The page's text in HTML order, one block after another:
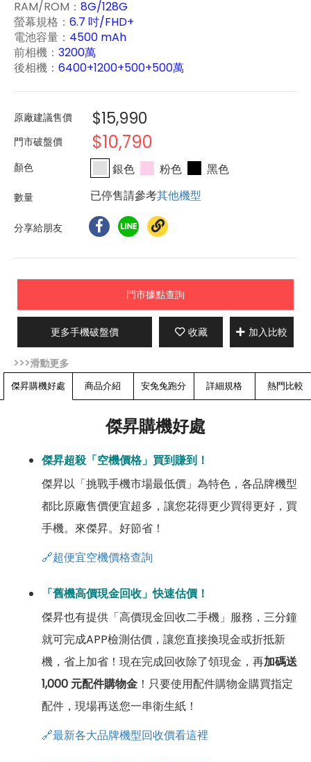
RAM/ROM： 8G/128G
螢幕規格： 6.7 吋/FHD+
電池容量： 4500 mAh
前相機： 3200萬
後相機： 6400+1200+500+500萬
原廠建議售價 $15,990
門市破盤價 $10,790
銀色 粉色
黑色
已停售請參考其他機型
分享給朋友
門市據點查詢
更多手機破盤價 收藏 加入比較
傑昇購機好處 商品介紹 安兔兔跑分 詳細規格 熱門比較
傑昇購機好處
傑昇超殺「空機價格」買到賺到！
傑昇以「挑戰手機市場最低價」為特色，各品牌機型
都比原廠售價便宜超多，讓您花得更少買得更好，買
手機。來傑昇。好節省！
🔗超便宜空機價格查詢
「舊機高價現金回收」快速估價！
傑昇也有提供「高價現金回收二手機」服務，三分鐘
就可完成APP檢測估價，讓您直接換現金或折抵新
機，省上加省！現在完成回收除了領現金，再加碼送
1,000 元配件購物金 ！只要使用配件購物金購買指定
配件，現場再送您一串衛生紙！
🔗最新各大品牌機型回收價看這裡